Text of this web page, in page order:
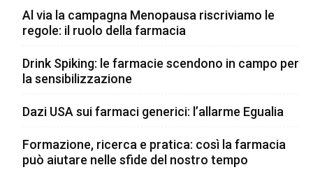
Al via la campagna Menopausa riscriviamo le
regole: il ruolo della farmacia
Drink Spiking: le farmacie scendono in campo per
la sensibilizzazione
Dazi USA sui farmaci generici: l’allarme Egualia
Formazione, ricerca e pratica: così la farmacia
può aiutare nelle sfide del nostro tempo